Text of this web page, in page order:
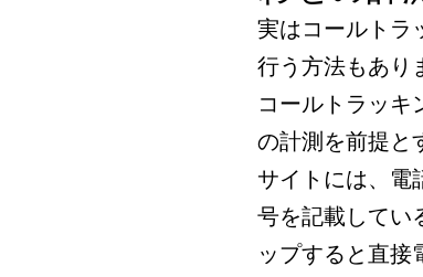
実はコールトラ
行う方法もあり
コールトラッキ
の計測を前提と
サイトには、電
号を記載してい
ップすると直接